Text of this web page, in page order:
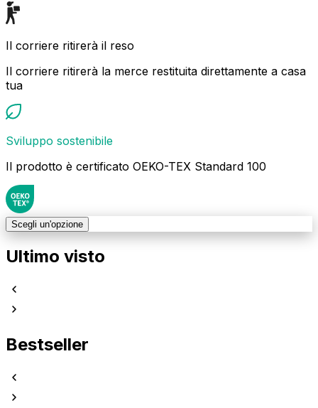
Il corriere ritirerà il reso
Il corriere ritirerà la merce restituita direttamente a casa
tua
Sviluppo sostenibile
Il prodotto è certificato OEKO-TEX Standard 100
Scegli un'opzione
Ultimo visto
Bestseller